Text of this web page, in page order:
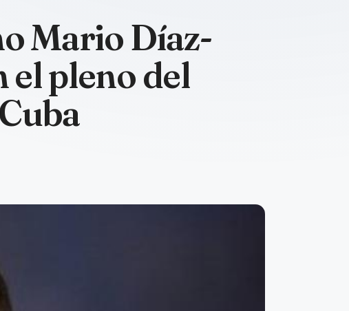
Mario Díaz-
pleno del